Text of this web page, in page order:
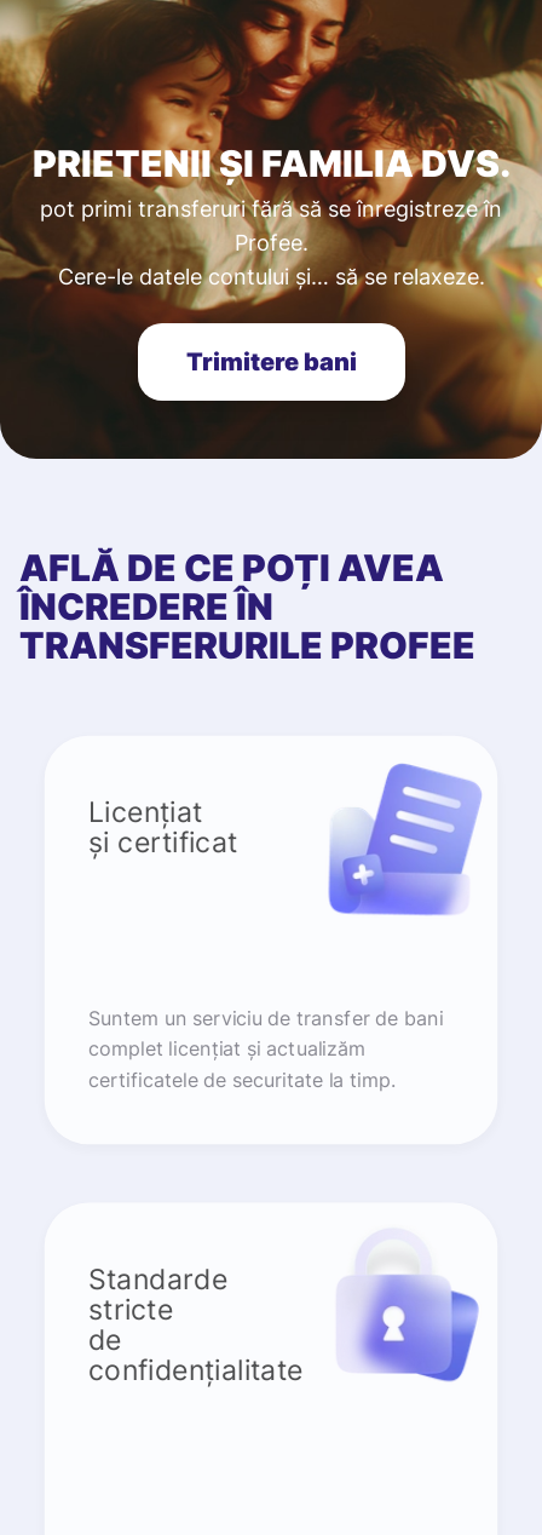
PRIETENII ȘI FAMILIA DVS.
pot primi transferuri fără să se înregistreze în
Profee.
Cere-le datele contului și… să se relaxeze.
Trimitere bani
AFLĂ DE CE POȚI AVEA
ÎNCREDERE ÎN
TRANSFERURILE PROFEE
Licențiat
și certificat
Suntem un serviciu de transfer de bani
complet licențiat și actualizăm
certificatele de securitate la timp.
Standarde
stricte
de
confidențialitate